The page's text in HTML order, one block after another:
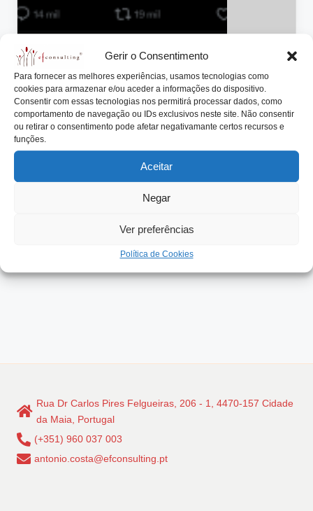
Gerir o Consentimento
Para fornecer as melhores experiências, usamos tecnologias como
cookies para armazenar e/ou aceder a informações do dispositivo.
Consentir com essas tecnologias nos permitirá processar dados, como
comportamento de navegação ou IDs exclusivos neste site. Não consentir
ou retirar o consentimento pode afetar negativamante certos recursos e
funções.
Aceitar
Negar
Ver preferências
Política de Cookies
p
t
Posted
in
Artigos Notícias
Passivo ou Interventivo? Os Deveres,
Direitos e Poderes de um Acionista
by
António Nogueira da Costa Fevereiro 7, 2024
Ser Acionista de uma empresa é responsabilizar-se
por um conjunto alargado de Deveres, Direitos e…
Rua Dr Carlos Pires Felgueiras, 206 - 1, 4470-157 Cidade
da Maia, Portugal
(+351) 960 037 003
antonio.costa@efconsulting.pt